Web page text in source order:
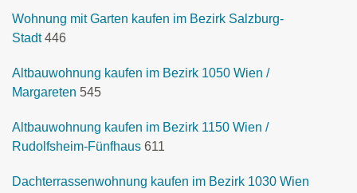
Wohnung mit Garten kaufen im Bezirk Salzburg-
Stadt 446
Altbauwohnung kaufen im Bezirk 1050 Wien /
Margareten 545
Altbauwohnung kaufen im Bezirk 1150 Wien /
Rudolfsheim-Fünfhaus 611
Dachterrassenwohnung kaufen im Bezirk 1030 Wien